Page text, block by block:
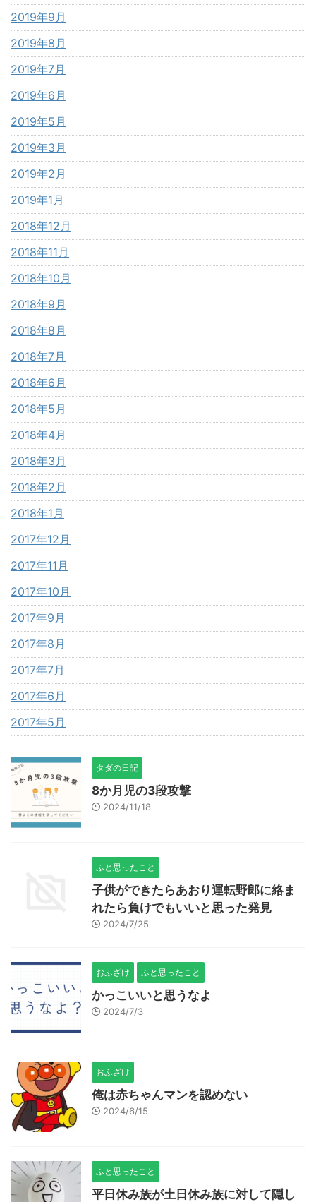
2019年9月
2019年8月
2019年7月
2019年6月
2019年5月
2019年3月
2019年2月
2019年1月
2018年12月
2018年11月
2018年10月
2018年9月
2018年8月
2018年7月
2018年6月
2018年5月
2018年4月
2018年3月
2018年2月
2018年1月
2017年12月
2017年11月
2017年10月
2017年9月
2017年8月
2017年7月
2017年6月
2017年5月
タダの日記
8か月児の3段攻撃
2024/11/18
ふと思ったこと
子供ができたらあおり運転野郎に絡ま
れたら負けでもいいと思った発見
2024/7/25
おふざけ ふと思ったこと
かっこいいと思うなよ
2024/7/3
おふざけ
俺は赤ちゃんマンを認めない
2024/6/15
ふと思ったこと
平日休み族が土日休み族に対して隠し